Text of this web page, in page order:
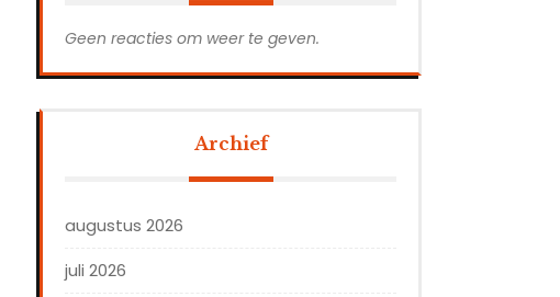
Geen reacties om weer te geven.
Archief
augustus 2026
juli 2026